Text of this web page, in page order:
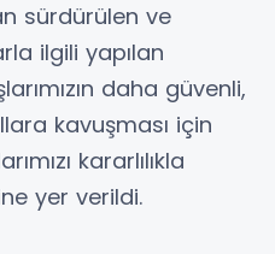
sürdürülen ve
ilgili yapılan
daha güvenli,
kavuşması için
kararlılıkla
yer verildi.